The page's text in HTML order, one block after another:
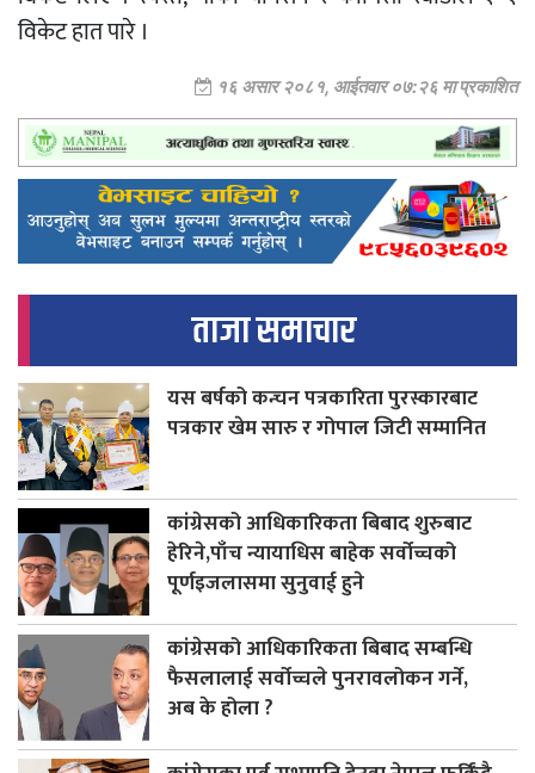
विकेट हात पारे ।
१६ असार २०८१, आईतवार ०७:२६ मा प्रकाशित
ताजा समाचार
यस बर्षको कन्चन पत्रकारिता पुरस्कारबाट
पत्रकार खेम सारु र गोपाल जिटी सम्मानित
कांग्रेसको आधिकारिकता बिबाद शुरुबाट
हेरिने,पाँच न्यायाधिस बाहेक सर्वोच्चको
पूर्णइजलासमा सुनुवाई हुने
कांग्रेसको आधिकारिकता बिबाद सम्बन्धि
फैसलालाई सर्वोच्चले पुनरावलोकन गर्ने,
अब के होला ?